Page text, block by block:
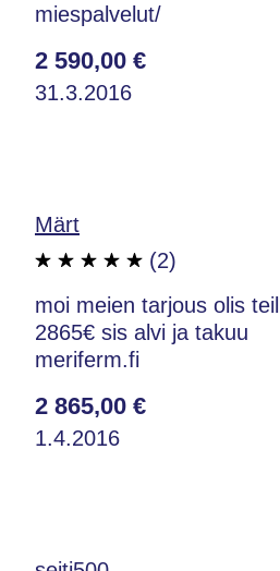
miespalvelut/
2 590,00 €
31.3.2016
Märt
(2)
moi meien tarjous olis
2865€ sis alvi ja takuu
meriferm.fi
2 865,00 €
1.4.2016